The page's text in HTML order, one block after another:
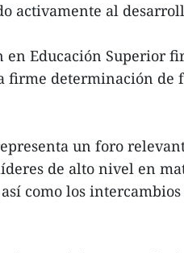
activamente al
Educación
firme determinación
un foro
de alto nivel en
como los